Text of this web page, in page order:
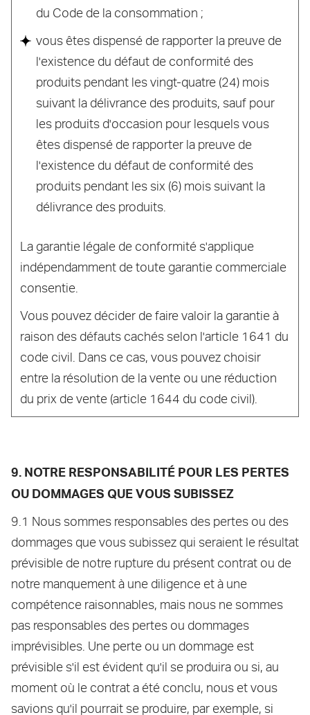
du Code de la consommation ;
vous êtes dispensé de rapporter la preuve de
l'existence du défaut de conformité des
produits pendant les vingt-quatre (24) mois
suivant la délivrance des produits, sauf pour
les produits d'occasion pour lesquels vous
êtes dispensé de rapporter la preuve de
l'existence du défaut de conformité des
produits pendant les six (6) mois suivant la
délivrance des produits.
La garantie légale de conformité s'applique
indépendamment de toute garantie commerciale
consentie.
Vous pouvez décider de faire valoir la garantie à
raison des défauts cachés selon l'article 1641 du
code civil. Dans ce cas, vous pouvez choisir
entre la résolution de la vente ou une réduction
du prix de vente (article 1644 du code civil).
9. NOTRE RESPONSABILITÉ POUR LES PERTES
OU DOMMAGES QUE VOUS SUBISSEZ
9.1 Nous sommes responsables des pertes ou des
dommages que vous subissez qui seraient le résultat
prévisible de notre rupture du présent contrat ou de
notre manquement à une diligence et à une
compétence raisonnables, mais nous ne sommes
pas responsables des pertes ou dommages
imprévisibles. Une perte ou un dommage est
prévisible s'il est évident qu'il se produira ou si, au
moment où le contrat a été conclu, nous et vous
savions qu'il pourrait se produire, par exemple, si